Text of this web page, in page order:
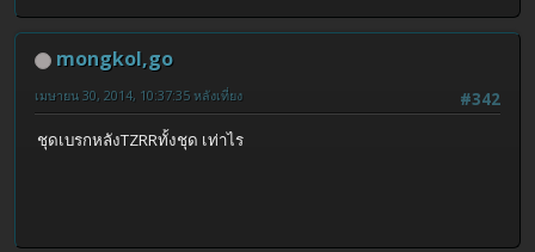
mongkol,go
#342
เมษายน 30, 2014, 10:37:35 หลังเที่ยง
ชุดเบรกหลังTZRRทั้งชุด เท่าไร